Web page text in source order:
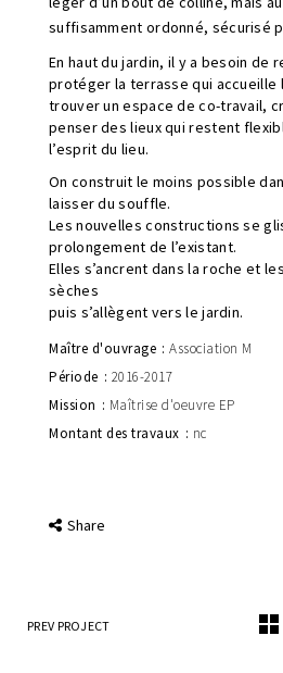
suffisamment ordonné, sécurisé
En haut du jardin, il y a besoin de
protéger la terrasse qui accueille
trouver un espace de co-travail,
penser des lieux qui restent
l’esprit du lieu.
On construit le moins possible
laisser du souffle.
Les nouvelles constructions se
prolongement de l’existant.
Elles s’ancrent dans la roche et
sèches
puis s’allègent vers le jardin.
Maître d'ouvrage
Association M
Période
2016-2017
Mission
Maîtrise d'oeuvre EP
Montant des travaux
nc
Share
PREV PROJECT